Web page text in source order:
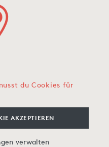
du Cookies für
AKZEPTIEREN
verwalten